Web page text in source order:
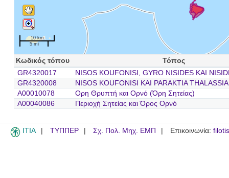
10 km
5 mi
Κωδικός τόπου
Τόπος
GR4320017
NISOS KOUFONISI, GYRO NISIDES KAI
GR4320008
NISOS KOUFONISI KAI PARAKTIA
A00010078
Ορη Θρυπτή και Ορνό (Όρη Σητείας)
A00040086
Περιοχή Σητείας και Όρος Ορνό
ITIA ΤΥΠΠΕΡ Σχ. Πολ. Μηχ. ΕΜΠ Επικοινωνία: